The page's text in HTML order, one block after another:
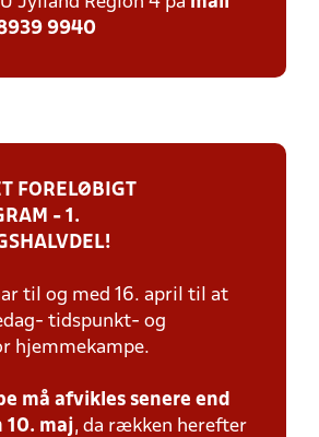
9940
FORELØBIGT
- 1.
til og med 16. april til at
tidspunkt- og
hjemmekampe.
må afvikles senere end
10. maj, da rækken herefter